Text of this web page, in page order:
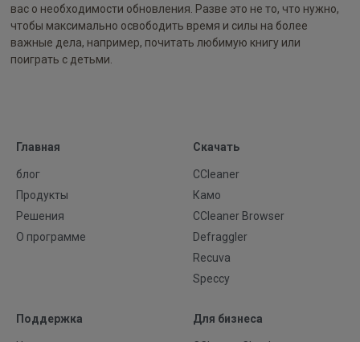
вас о необходимости обновления. Разве это не то, что нужно,
чтобы максимально освободить время и силы на более
важные дела, например, почитать любимую книгу или
поиграть с детьми.
Главная
блог
Продукты
Решения
О программе
Скачать
CCleaner
Камо
CCleaner Browser
Defraggler
Recuva
Speccy
Поддержка Для бизнеса